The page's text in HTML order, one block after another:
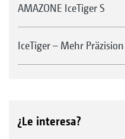
AMAZONE IceTiger S
IceTiger – Mehr
¿Le interesa?